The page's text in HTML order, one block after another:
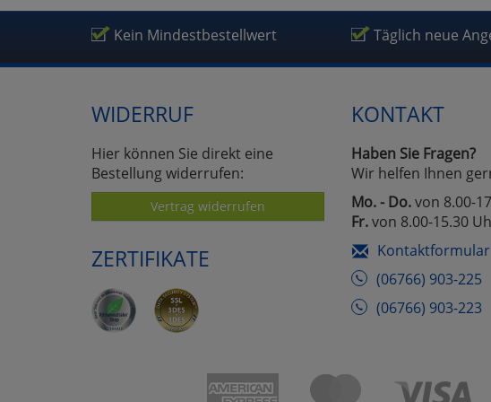
Kein Mindestbestellwert Täglich neue
WIDERRUF
Hier können Sie direkt eine
Bestellung widerrufen:
Vertrag widerrufen
ZERTIFIKATE
KONTAKT
Haben Sie Fragen?
Wir helfen Ihnen
Mo. - Do.von 8.00-
Fr.von 8.00-15.30
Kontaktformular
(06766) 903-225
(06766) 903-223